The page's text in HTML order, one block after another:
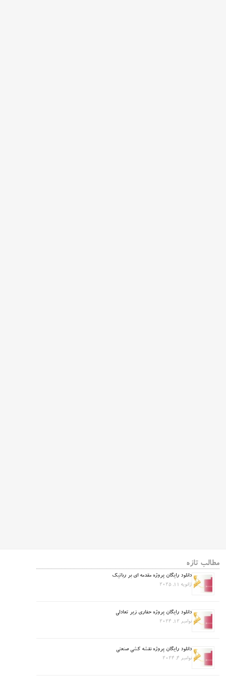
مطالب تازه
دانلود رایگان پروژه مقدمه ای بر رباتیک
ژانویه 11, 2025
دانلود رایگان پروژه حفاری زیر تعادلی
نوامبر 12, 2024
دانلود رایگان پروژه نقشه کشی صنعتی
نوامبر 4, 2024